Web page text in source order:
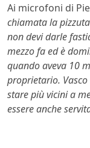
Ai microfoni di
chiamata la
non devi darle
mezzo fa ed è
quando aveva 10
proprietario.
stare più vicini a
essere anche